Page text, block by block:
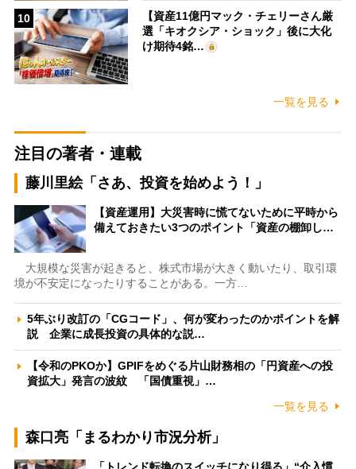
10
【資産11億円マック・チェリーさん厳
選「キオクシア・ショック」後に大化
け期待4銘…
一覧を見る
注目の著者・連載
藤川里絵「さあ、投資を始めよう！」
【資産運用】大災害時に慌てないために平時から
備えておきたい3つのポイント「資産の棚卸し…
大規模な災害が起きると、株式市場が大きく動いたり、取引環
境が不安定になったりすることがある。一方…
5年ぶり改訂の「CGコード」、何が変わったのかポイントを解
説 企業に成長投資の具体的な説…
【令和のPKOか】GPIFをめぐる片山財務相の「円資産への投
資拡大」発言の波紋 「国債重視」…
一覧を見る
森口亮「まるわかり市況分析」